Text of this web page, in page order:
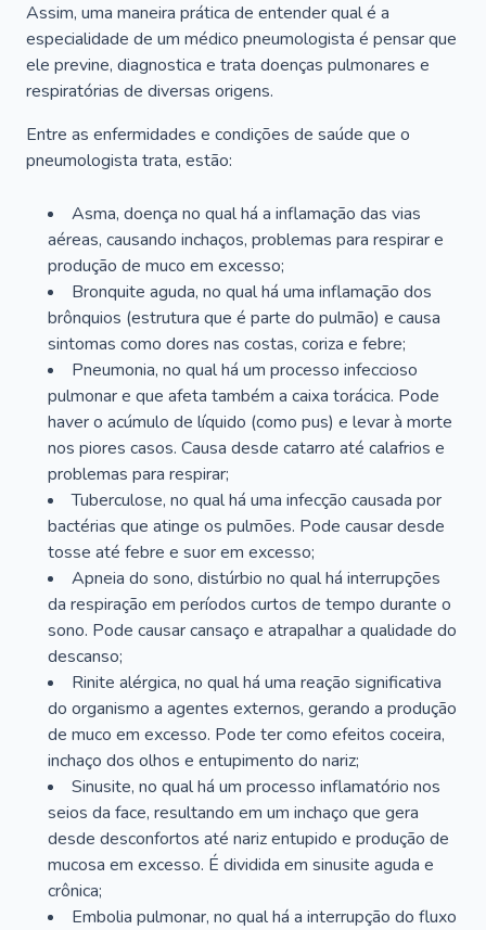
Assim, uma maneira prática de entender qual é a
especialidade de um médico pneumologista é pensar que
ele previne, diagnostica e trata doenças pulmonares e
respiratórias de diversas origens.
Entre as enfermidades e condições de saúde que o
pneumologista trata, estão:
Asma, doença no qual há a inflamação das vias
aéreas, causando inchaços, problemas para respirar e
produção de muco em excesso;
Bronquite aguda, no qual há uma inflamação dos
brônquios (estrutura que é parte do pulmão) e causa
sintomas como dores nas costas, coriza e febre;
Pneumonia, no qual há um processo infeccioso
pulmonar e que afeta também a caixa torácica. Pode
haver o acúmulo de líquido (como pus) e levar à morte
nos piores casos. Causa desde catarro até calafrios e
problemas para respirar;
Tuberculose, no qual há uma infecção causada por
bactérias que atinge os pulmões. Pode causar desde
tosse até febre e suor em excesso;
Apneia do sono, distúrbio no qual há interrupções
da respiração em períodos curtos de tempo durante o
sono. Pode causar cansaço e atrapalhar a qualidade do
descanso;
Rinite alérgica, no qual há uma reação significativa
do organismo a agentes externos, gerando a produção
de muco em excesso. Pode ter como efeitos coceira,
inchaço dos olhos e entupimento do nariz;
Sinusite, no qual há um processo inflamatório nos
seios da face, resultando em um inchaço que gera
desde desconfortos até nariz entupido e produção de
mucosa em excesso. É dividida em sinusite aguda e
crônica;
Embolia pulmonar, no qual há a interrupção do fluxo